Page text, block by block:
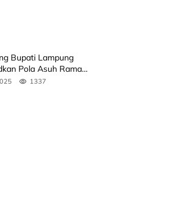
Bupati Lampung
Pola Asuh Ramah
Kak Seto, Ini
1337